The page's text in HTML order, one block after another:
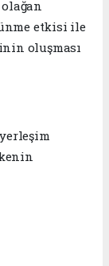
etkisi ile
oluşması